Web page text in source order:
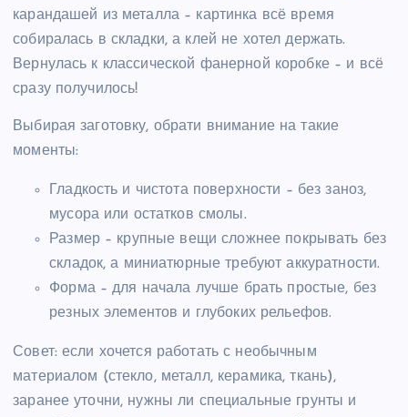
карандашей из металла – картинка всё время
собиралась в складки, а клей не хотел держать.
Вернулась к классической фанерной коробке – и всё
сразу получилось!
Выбирая заготовку, обрати внимание на такие
моменты:
Гладкость и чистота поверхности – без заноз,
мусора или остатков смолы.
Размер – крупные вещи сложнее покрывать без
складок, а миниатюрные требуют аккуратности.
Форма – для начала лучше брать простые, без
резных элементов и глубоких рельефов.
Совет: если хочется работать с необычным
материалом (стекло, металл, керамика, ткань),
заранее уточни, нужны ли специальные грунты и